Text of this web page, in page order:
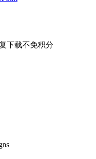
下载不免积分